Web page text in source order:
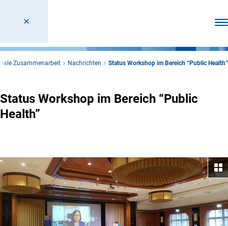
Zusammenarbeit Nachrichten Status Workshop im Bereich “Public Health”
Status Workshop im Bereich “Public
Health”